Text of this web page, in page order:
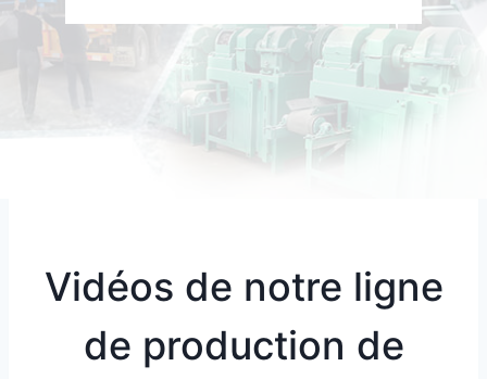
Vidéos de notre ligne
de production de